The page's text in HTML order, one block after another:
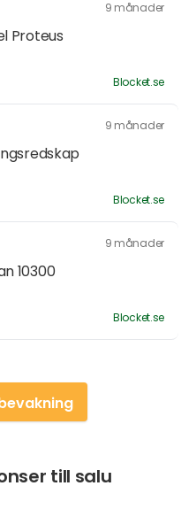
9 månader
Proteus
Blocket.se
9 månader
Blocket.se
9 månader
10300
Blocket.se
till salu